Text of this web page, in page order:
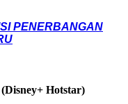
PENERBANGAN
Hotstar)